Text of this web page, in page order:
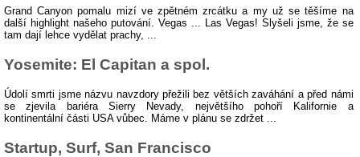
Grand Canyon pomalu mizí ve zpětném zrcátku a my už se těšíme na
další highlight našeho putování. Vegas ... Las Vegas! Slyšeli jsme, že se
tam dají lehce vydělat prachy, ...
Yosemite: El Capitan a spol.
Údolí smrti jsme názvu navzdory přežili bez větších zaváhání a před námi
se zjevila bariéra Sierry Nevady, největšího pohoří Kalifornie a
kontinentální části USA vůbec. Máme v plánu se zdržet ...
Startup, Surf, San Francisco